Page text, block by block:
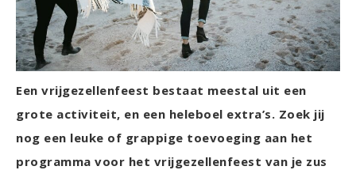
Een vrijgezellenfeest bestaat meestal uit een
grote activiteit, en een heleboel extra’s. Zoek jij
nog een leuke of grappige toevoeging aan het
programma voor het vrijgezellenfeest van je zus